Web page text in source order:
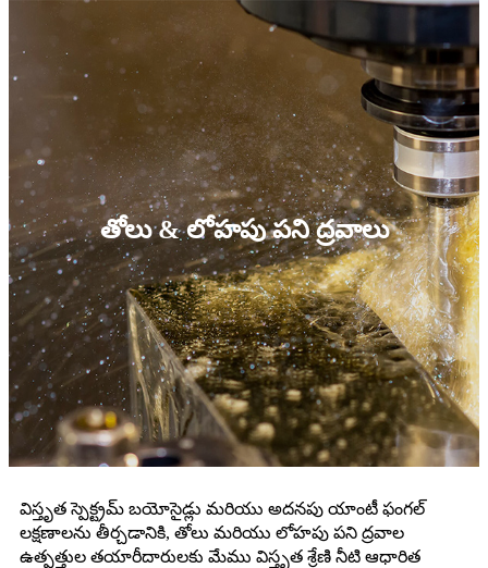
తోలు & లోహపు పని ద్రవాలు
విస్తృత స్పెక్ట్రమ్ బయోసైడ్లు మరియు అదనపు యాంటీ ఫంగల్
లక్షణాలను తీర్చడానికి, తోలు మరియు లోహపు పని ద్రవాల
ఉత్పత్తుల తయారీదారులకు మేము విస్తృత శ్రేణి నీటి ఆధారిత